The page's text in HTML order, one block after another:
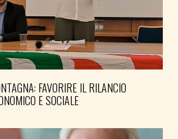
FAVORIRE IL RILANCIO
E SOCIALE